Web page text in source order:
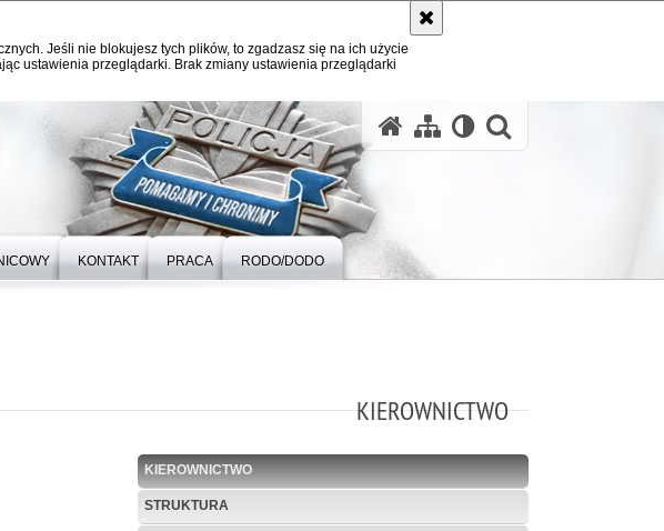
Jeśli nie blokujesz tych plików, to zgadzasz się na ich użycie
ustawienia przeglądarki. Brak zmiany ustawienia przeglądarki
KONTAKT PRACA RODO/DODO
KIEROWNICTWO
KIEROWNICTWO
STRUKTURA